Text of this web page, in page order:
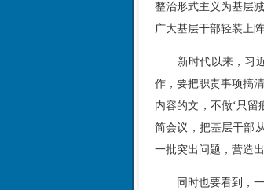
整治形式主义为基层
广大基层干部轻装上
新时代以来，习
作，要把职责事项搞
内容的文，不做‘只
简会议，把基层干部
一批突出问题，营造
同时也要看到，